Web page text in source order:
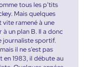
tous les p’tits
Mais quelques
vite ramené à une
un plan B. Il a donc
journaliste sportif.
il ne s'est pas
en 1983, il débute au